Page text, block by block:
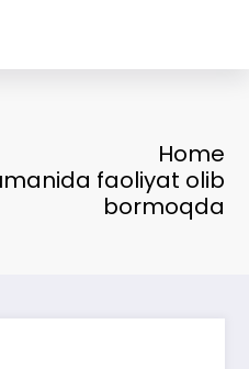
Home
faoliyat olib
bormoqda